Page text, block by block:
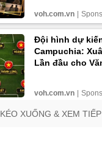
KÉO XUỐNG & XEM TIẾP